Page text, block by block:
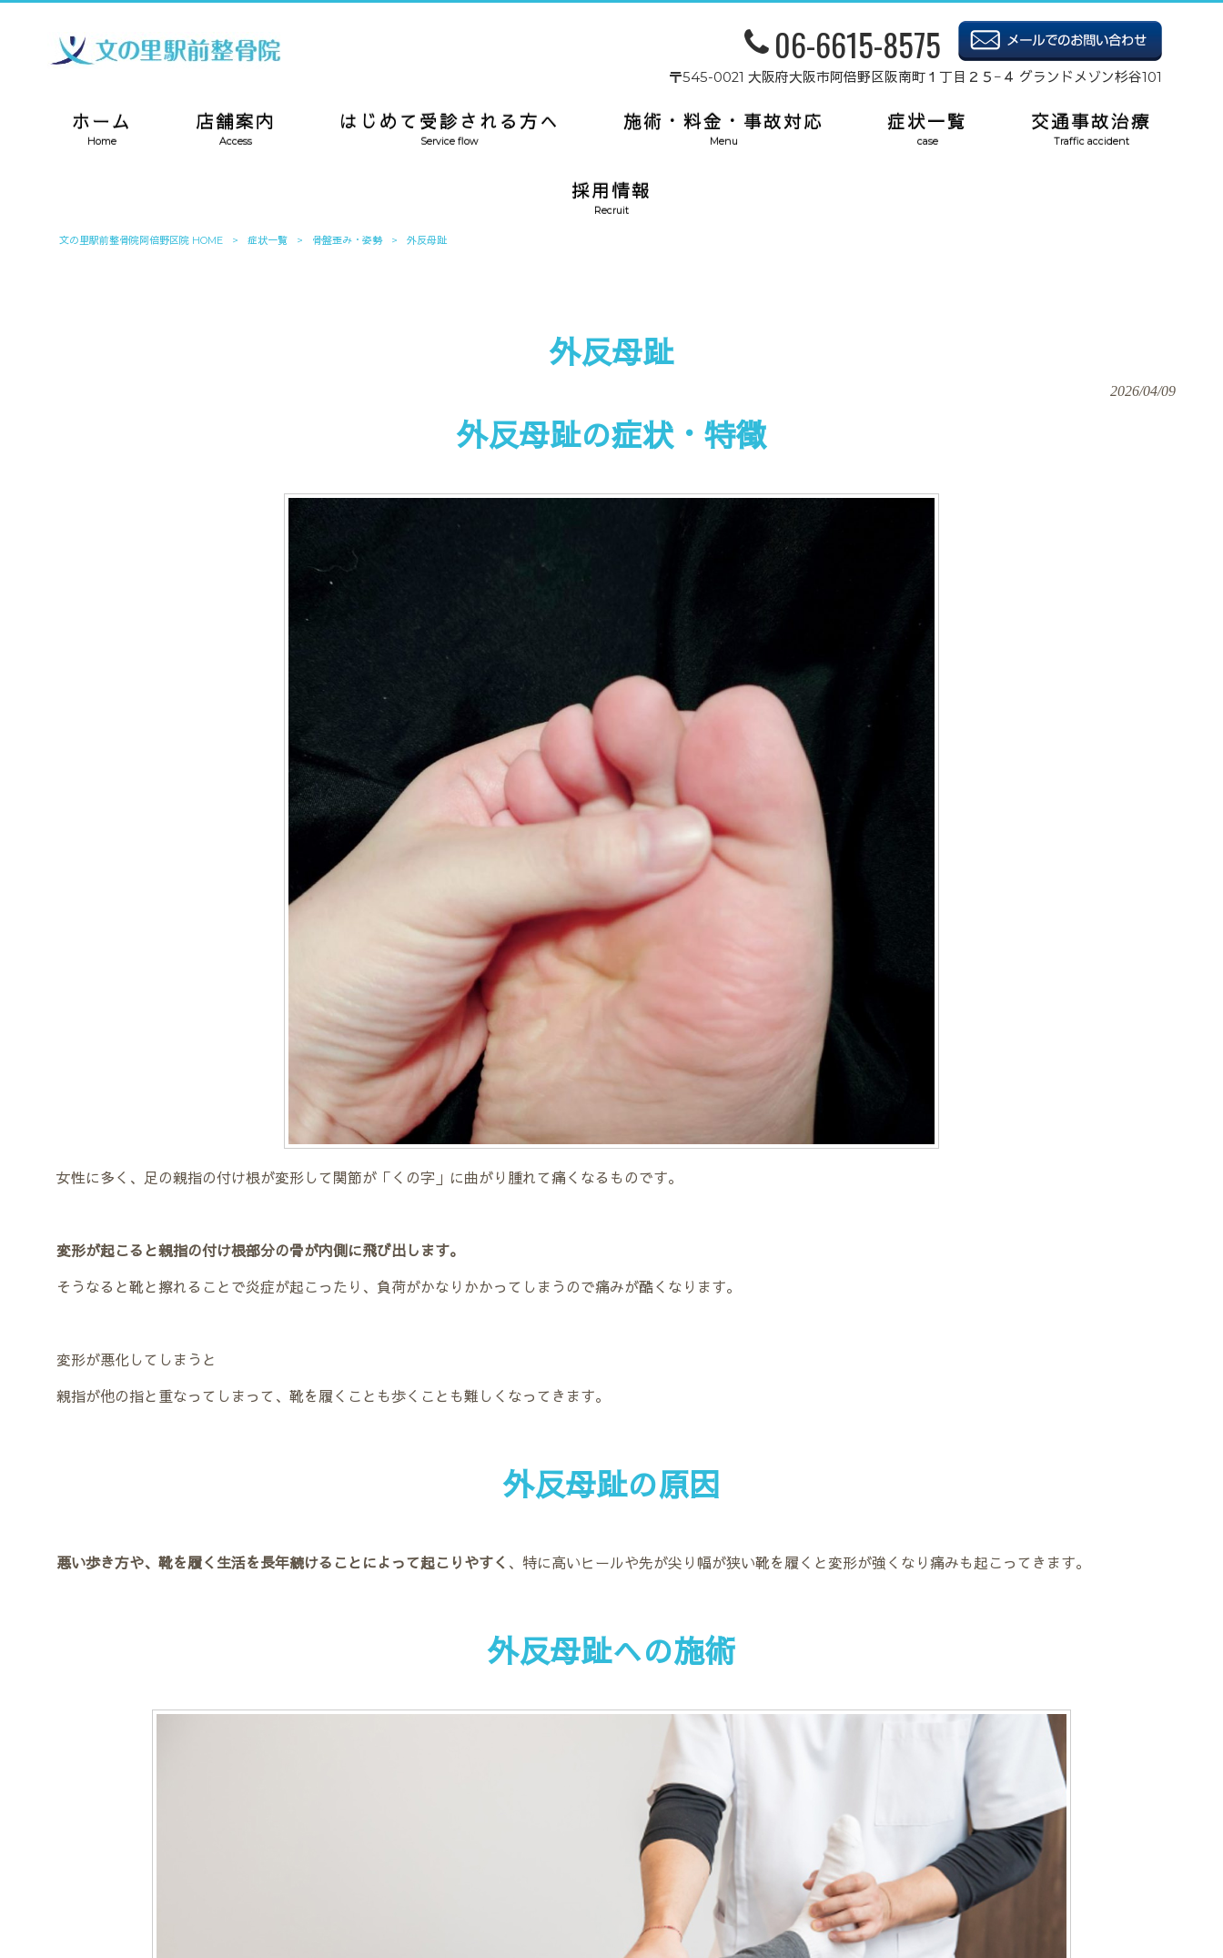
06-6615-8575
〒545-0021 大阪府大阪市阿倍野区阪南町１丁目２５−４ グランドメゾン杉谷101
ホーム
Home
店舗案内
Access
はじめて受診される方へ
Service flow
施術・料金・事故対応
Menu
症状一覧
case
交通事故治療
Traffic accident
採用情報
Recruit
文の里駅前整骨院阿倍野区院 HOME > 症状一覧 > 骨盤歪み・姿勢 > 外反母趾
外反母趾
2026/04/09
外反母趾の症状・特徴
女性に多く、足の親指の付け根が変形して関節が「くの字」に曲がり腫れて痛くなるものです。
変形が起こると親指の付け根部分の骨が内側に飛び出します。
そうなると靴と擦れることで炎症が起こったり、負荷がかなりかかってしまうので痛みが酷くなります。
変形が悪化してしまうと
親指が他の指と重なってしまって、靴を履くことも歩くことも難しくなってきます。
外反母趾の原因
悪い歩き方や、靴を履く生活を長年続けることによって起こりやすく 、特に高いヒールや先が尖り幅が狭い靴を履くと変形が強くなり痛みも起こってきます。
外反母趾への施術